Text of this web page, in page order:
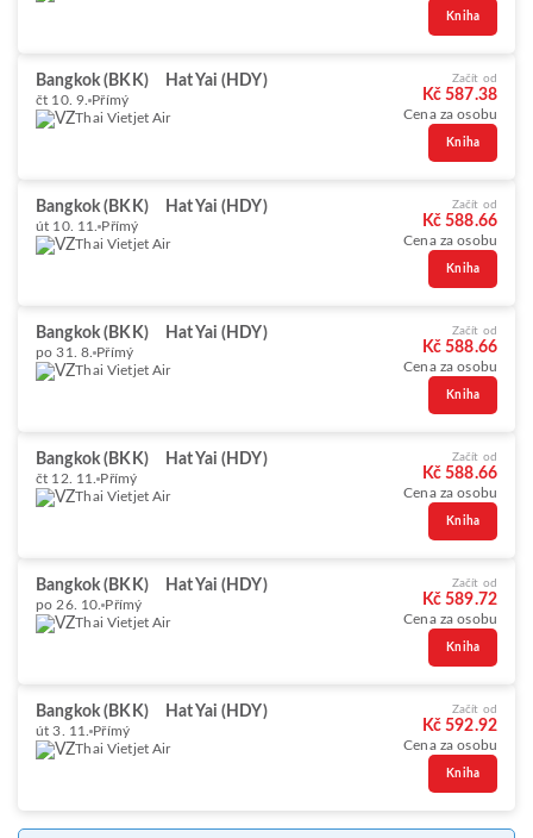
Kniha
Bangkok (BKK) Hat Yai (HDY)
čt 10. 9. Přímý
Thai Vietjet Air
Začít od
Kč 587.38
Cena za osobu
Kniha
Bangkok (BKK) Hat Yai (HDY)
út 10. 11. Přímý
Thai Vietjet Air
Začít od
Kč 588.66
Cena za osobu
Kniha
Bangkok (BKK) Hat Yai (HDY)
po 31. 8. Přímý
Thai Vietjet Air
Začít od
Kč 588.66
Cena za osobu
Kniha
Bangkok (BKK) Hat Yai (HDY)
čt 12. 11. Přímý
Thai Vietjet Air
Začít od
Kč 588.66
Cena za osobu
Kniha
Bangkok (BKK) Hat Yai (HDY)
po 26. 10. Přímý
Thai Vietjet Air
Začít od
Kč 589.72
Cena za osobu
Kniha
Bangkok (BKK) Hat Yai (HDY)
út 3. 11. Přímý
Thai Vietjet Air
Začít od
Kč 592.92
Cena za osobu
Kniha